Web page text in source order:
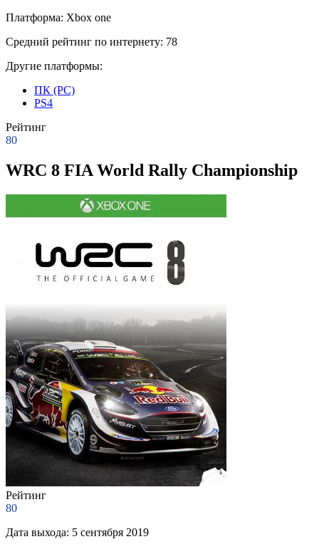
Платформа: Xbox one
Средний рейтинг по интернету: 78
Другие платформы:
ПК (PC)
PS4
Рейтинг
80
WRC 8 FIA World Rally Championship
Рейтинг
80
Дата выхода: 5 сентября 2019